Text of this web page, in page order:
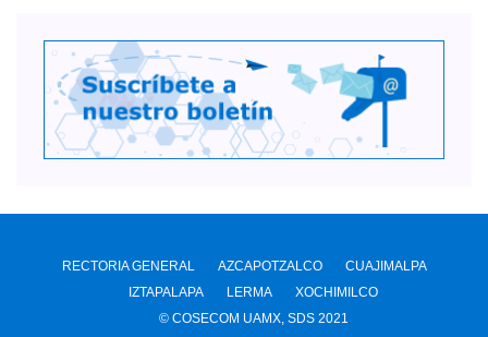
RECTORIA GENERAL AZCAPOTZALCO
CUAJIMALPA
IZTAPALAPA
LERMA
XOCHIMILCO
© COSECOM UAMX, SDS 2021